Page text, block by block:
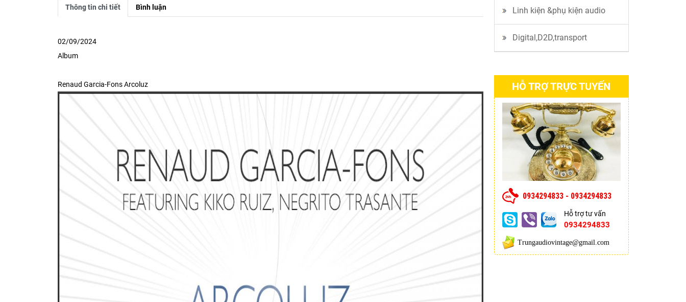
Thông tin chi tiết Bình luận
02/09/2024
Album
Renaud Garcia-Fons Arcoluz
Linh kiện &phụ kiện audio
Digital,D2D,transport
HỖ TRỢ TRỰC TUYẾN
0934294833 - 0934294833
Hỗ trợ tư vấn
0934294833
Trungaudiovintage@gmail.com